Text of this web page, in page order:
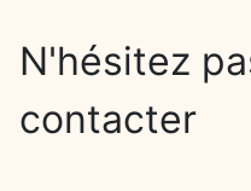
N'hésitez
contacter